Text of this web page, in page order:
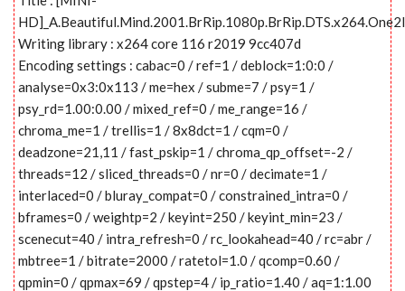
Writing library : x264 core 116 r2019 9cc407d
Encoding settings : cabac=0 / ref=1 / deblock=1:0:0 /
analyse=0x3:0x113 / me=hex / subme=7 / psy=1 /
psy_rd=1.00:0.00 / mixed_ref=0 / me_range=16 /
chroma_me=1 / trellis=1 / 8x8dct=1 / cqm=0 /
deadzone=21,11 / fast_pskip=1 / chroma_qp_offset=-2 /
threads=12 / sliced_threads=0 / nr=0 / decimate=1 /
interlaced=0 / bluray_compat=0 / constrained_intra=0 /
bframes=0 / weightp=2 / keyint=250 / keyint_min=23 /
scenecut=40 / intra_refresh=0 / rc_lookahead=40 / rc=abr /
mbtree=1 / bitrate=2000 / ratetol=1.0 / qcomp=0.60 /
qpmin=0 / qpmax=69 / qpstep=4 / ip_ratio=1.40 / aq=1:1.00